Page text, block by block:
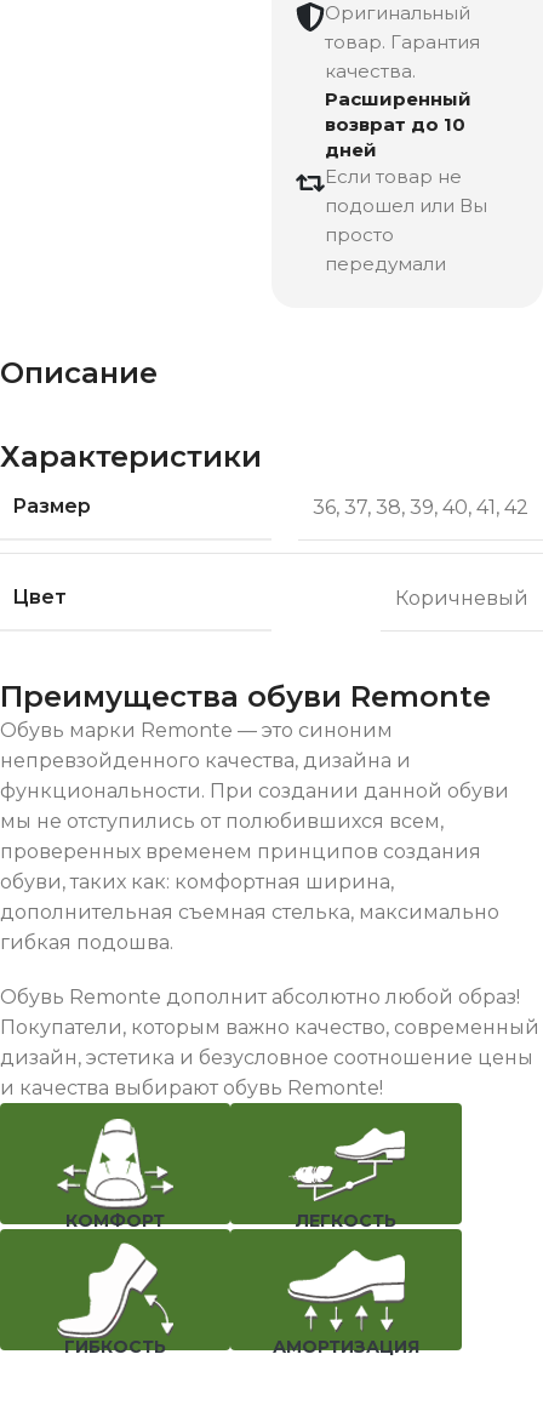
Оригинальный
товар. Гарантия
качества.
Расширенный
возврат до 10
дней
Если товар не
подошел или Вы
просто
передумали
Описание
Характеристики
Размер 36, 37, 38, 39, 40, 41, 42
Цвет Коричневый
Преимущества обуви Remonte
Обувь марки Remonte — это синоним
непревзойденного качества, дизайна и
функциональности. При создании данной обуви
мы не отступились от полюбившихся всем,
проверенных временем принципов создания
обуви, таких как: комфортная ширина,
дополнительная съемная стелька, максимально
гибкая подошва.
Обувь Remonte дополнит абсолютно любой образ!
Покупатели, которым важно качество, современный
дизайн, эстетика и безусловное соотношение цены
и качества выбирают обувь Remonte!
КОМФОРТ ЛЕГКОСТЬ
ГИБКОСТЬ АМОРТИЗАЦИЯ